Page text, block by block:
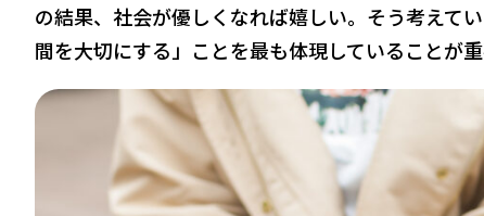
の結果、社会が優しくなれば嬉しい。そう考えて
間を大切にする」ことを最も体現していることが重